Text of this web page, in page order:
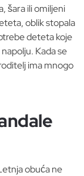
šara ili omiljeni
oblik stopala
deteta koje
Kada se
ima mnogo
obuća ne